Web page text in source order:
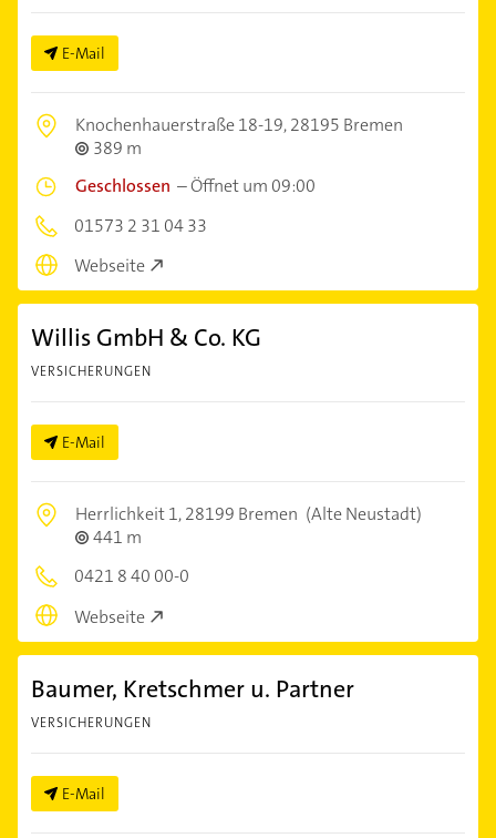
E-Mail
Knochenhauerstraße 18-19,28195 Bremen
389 m
Geschlossen –Öffnet um 09:00
01573 2 31 04 33
Webseite
Willis GmbH & Co. KG
VERSICHERUNGEN
E-Mail
Herrlichkeit 1,28199 Bremen (Alte Neustadt)
441 m
0421 8 40 00-0
Webseite
Baumer, Kretschmer u. Partner
VERSICHERUNGEN
E-Mail